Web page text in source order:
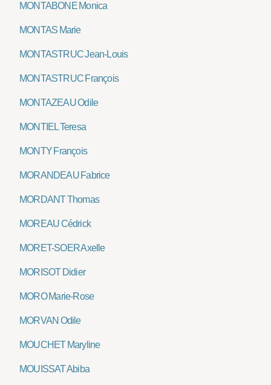
MONTABONE Monica
MONTAS Marie
MONTASTRUC Jean-Louis
MONTASTRUC François
MONTAZEAU Odile
MONTIEL Teresa
MONTY François
MORANDEAU Fabrice
MORDANT Thomas
MOREAU Cédrick
MORET-SOER Axelle
MORISOT Didier
MORO Marie-Rose
MORVAN Odile
MOUCHET Maryline
MOUISSAT Abiba